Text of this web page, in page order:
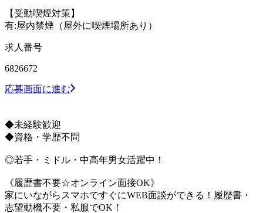
【受動喫煙対策】
有:屋内禁煙（屋外に喫煙場所あり）
求人番号
6826672
応募画面に進む
◆未経験歓迎
◆資格・学歴不問
◎若手・ミドル・中高年男女活躍中！
《履歴書不要☆オンライン面接OK》
家にいながらスマホですぐにWEB面談ができる！履歴書・
志望動機不要・私服でOK！